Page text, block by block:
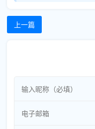
上一篇